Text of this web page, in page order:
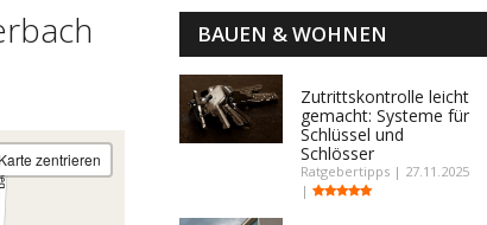
Karte zentrieren
BAUEN & WOHNEN
Zutrittskontrolle leicht
gemacht: Systeme für
Schlüssel und
Schlösser
Ratgebertipps | 27.11.2025
|